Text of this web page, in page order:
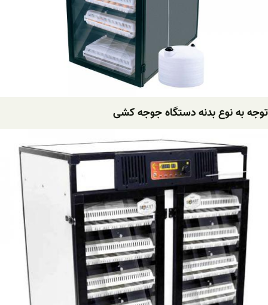
توجه به نوع بدنه دستگاه جوجه کشی